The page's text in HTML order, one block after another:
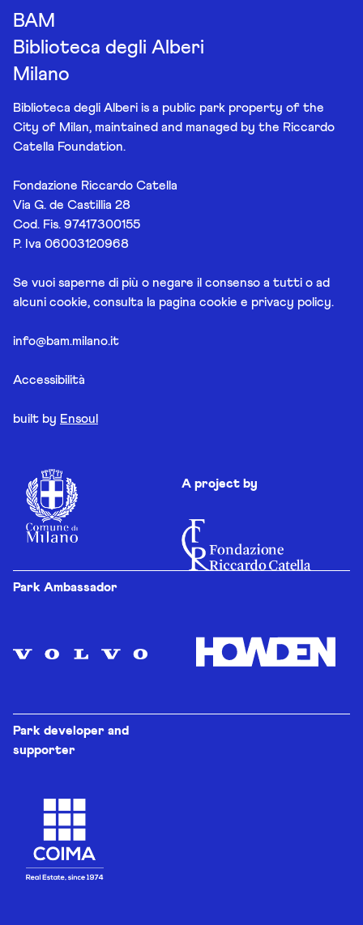
BAM
Biblioteca degli Alberi
Milano
Biblioteca degli Alberi is a public park property of the
City of Milan, maintained and managed by the Riccardo
Catella Foundation.
Fondazione Riccardo Catella
Via G. de Castillia 28
Cod. Fis. 97417300155
P. Iva 06003120968
Se vuoi saperne di più o negare il consenso a tutti o ad
alcuni cookie, consulta la pagina cookie e privacy policy.
info@bam.milano.it
Accessibilità
built by Ensoul
A project by
Park Ambassador
Park developer and
supporter